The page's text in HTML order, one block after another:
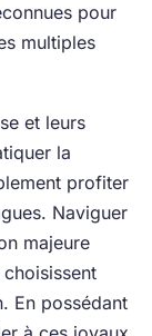
pour
multiples
et leurs
la
profiter
Naviguer
majeure
En possédant